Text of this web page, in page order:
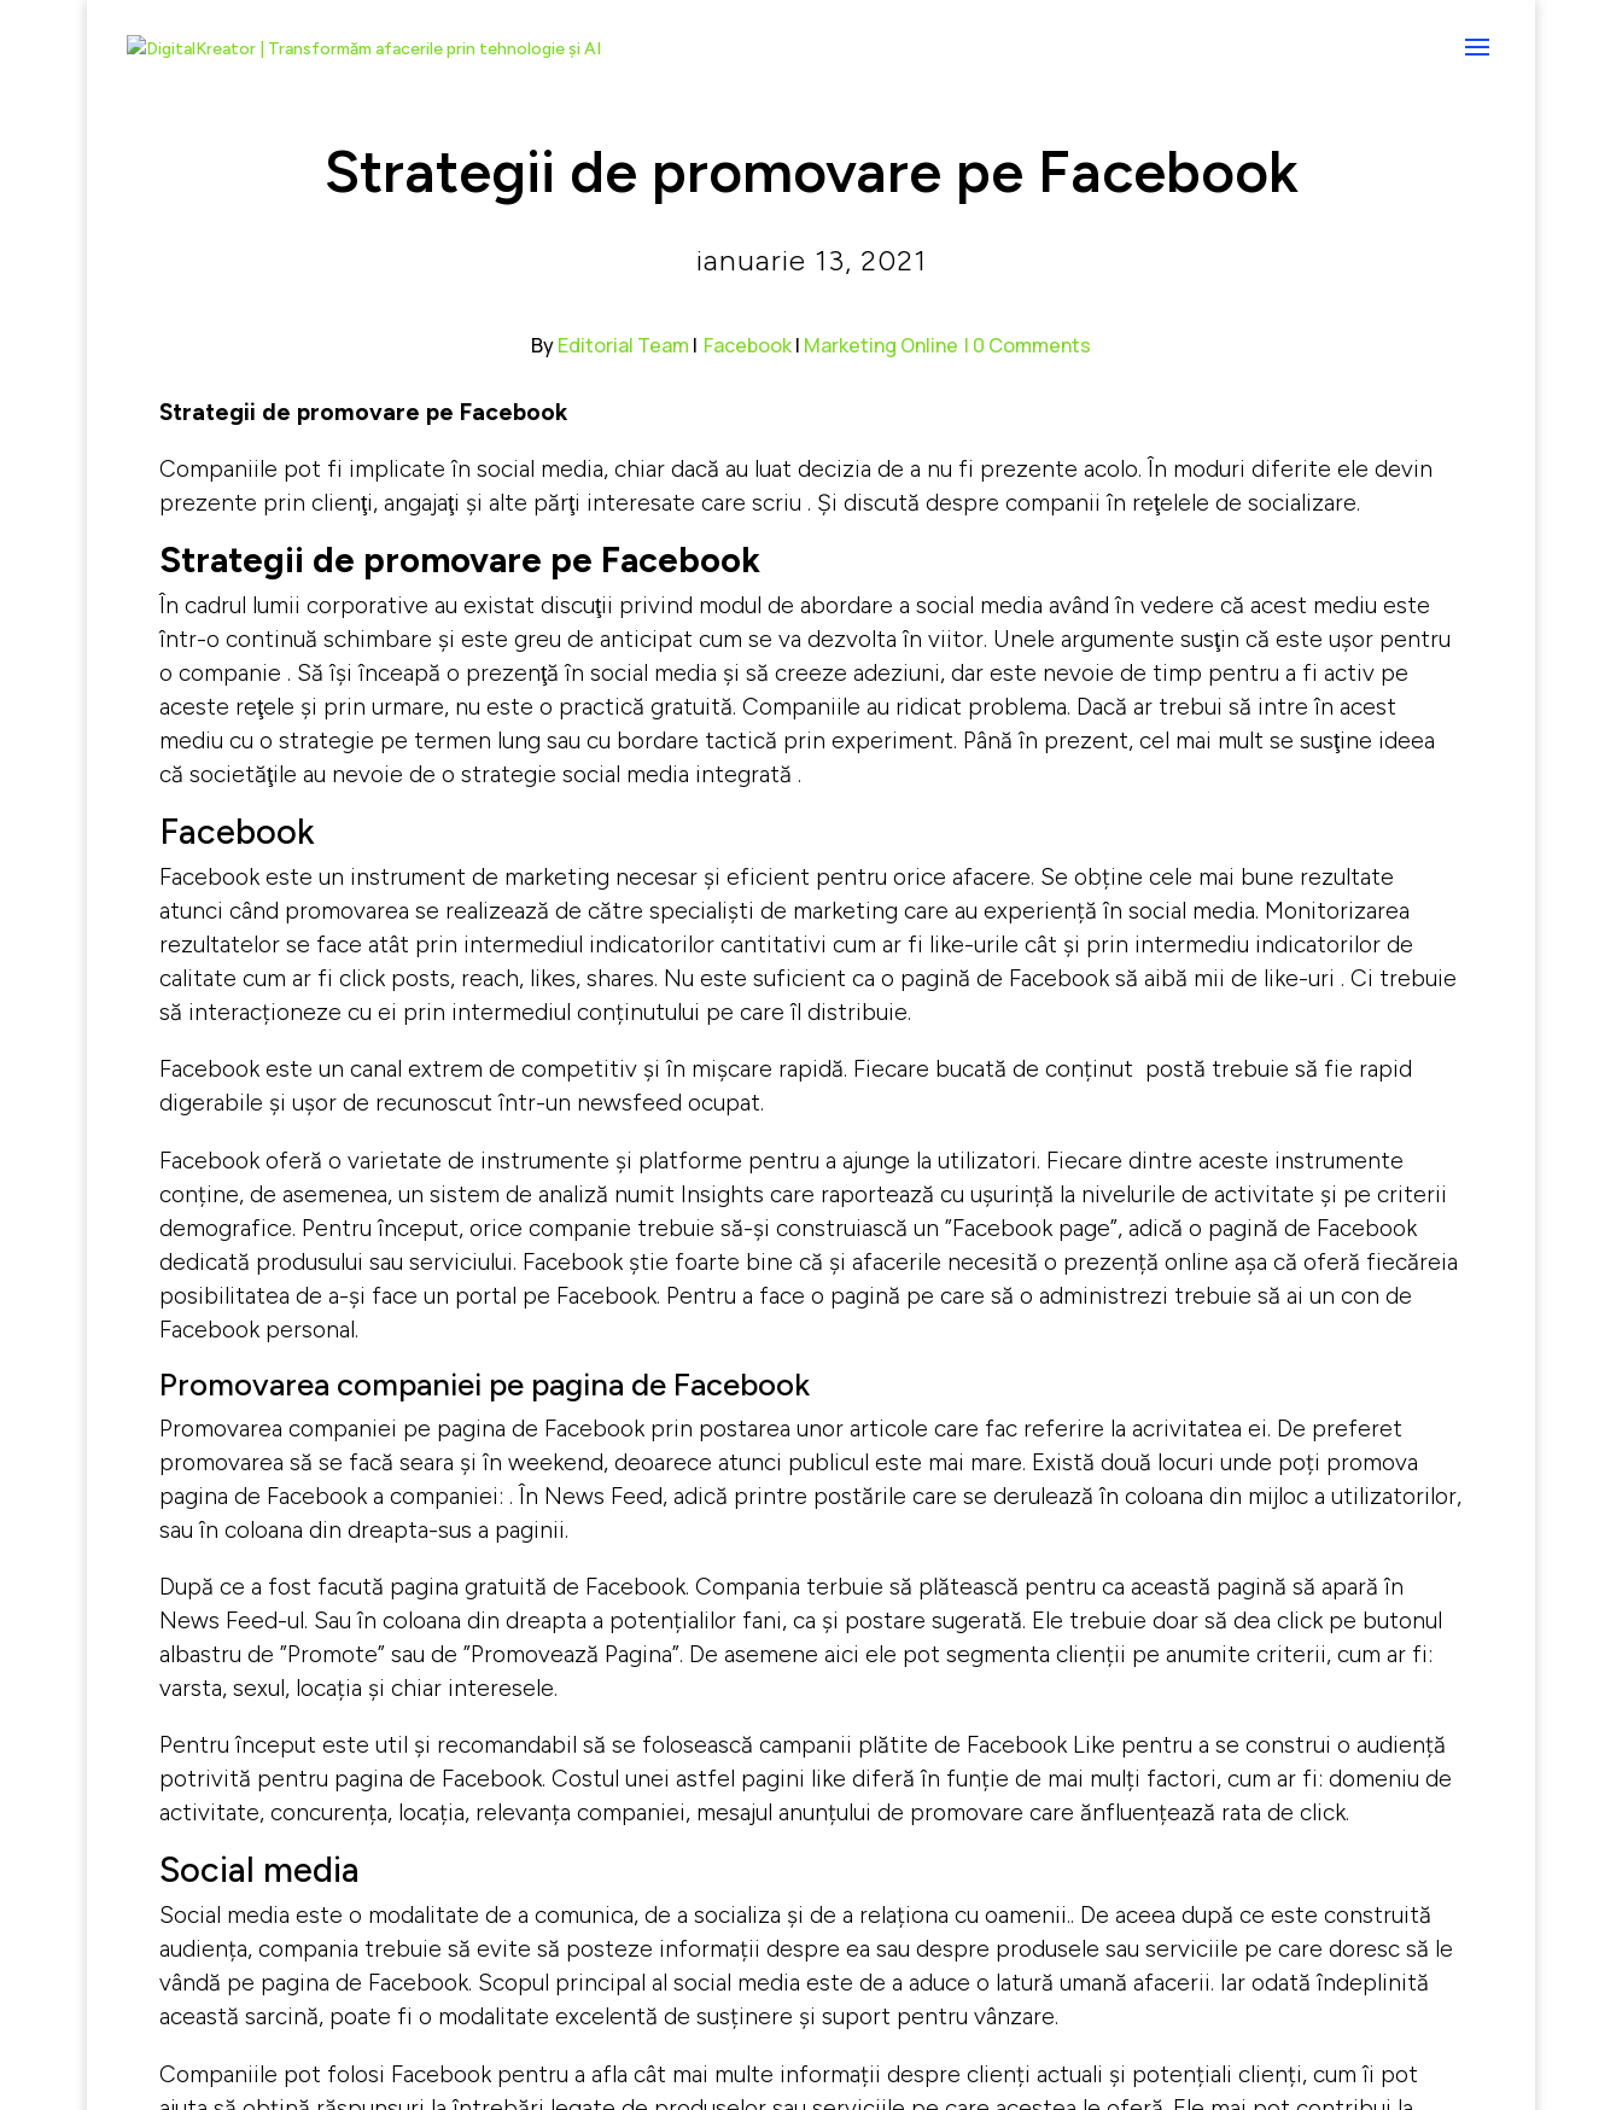
Strategii de promovare pe Facebook
ianuarie 13, 2021
ByEditorial Team | Facebook| Marketing Online | 0 Comments
Strategii de promovare pe Facebook
Companiile pot fi implicate în social media, chiar dacă au luat decizia de a nu fi prezente acolo. În moduri diferite ele devin
prezente prin clienţi, angajaţi şi alte părţi interesate care scriu . Și discută despre companii în reţelele de socializare.
Strategii de promovare pe Facebook
În cadrul lumii corporative au existat discuţii privind modul de abordare a social media având în vedere că acest mediu este
într-o continuă schimbare şi este greu de anticipat cum se va dezvolta în viitor. Unele argumente susţin că este uşor pentru
o companie . Să îşi înceapă o prezenţă în social media şi să creeze adeziuni, dar este nevoie de timp pentru a fi activ pe
aceste reţele şi prin urmare, nu este o practică gratuită. Companiile au ridicat problema. Dacă ar trebui să intre în acest
mediu cu o strategie pe termen lung sau cu bordare tactică prin experiment. Până în prezent, cel mai mult se susţine ideea
că societăţile au nevoie de o strategie social media integrată .
Facebook
Facebook este un instrument de marketing necesar și eficient pentru orice afacere. Se obține cele mai bune rezultate
atunci când promovarea se realizează de către specialiști de marketing care au experiență în social media. Monitorizarea
rezultatelor se face atât prin intermediul indicatorilor cantitativi cum ar fi like-urile cât și prin intermediu indicatorilor de
calitate cum ar fi click posts, reach, likes, shares. Nu este suficient ca o pagină de Facebook să aibă mii de like-uri . Ci trebuie
să interacționeze cu ei prin intermediul conținutului pe care îl distribuie.
Facebook este un canal extrem de competitiv și în mișcare rapidă. Fiecare bucată de conținut postă trebuie să fie rapid
digerabile și ușor de recunoscut într-un newsfeed ocupat.
Facebook oferă o varietate de instrumente și platforme pentru a ajunge la utilizatori. Fiecare dintre aceste instrumente
conține, de asemenea, un sistem de analiză numit Insights care raportează cu ușurință la nivelurile de activitate și pe criterii
demografice. Pentru început, orice companie trebuie să-și construiască un ”Facebook page”, adică o pagină de Facebook
dedicată produsului sau serviciului. Facebook știe foarte bine că și afacerile necesită o prezență online așa că oferă fiecăreia
posibilitatea de a-și face un portal pe Facebook. Pentru a face o pagină pe care să o administrezi trebuie să ai un con de
Facebook personal.
Promovarea companiei pe pagina de Facebook
Promovarea companiei pe pagina de Facebook prin postarea unor articole care fac referire la acrivitatea ei. De preferet
promovarea să se facă seara și în weekend, deoarece atunci publicul este mai mare. Există două locuri unde poți promova
pagina de Facebook a companiei: . În News Feed, adică printre postările care se derulează în coloana din mijloc a utilizatorilor,
sau în coloana din dreapta-sus a paginii.
După ce a fost facută pagina gratuită de Facebook. Compania terbuie să plătească pentru ca această pagină să apară în
News Feed-ul. Sau în coloana din dreapta a potențialilor fani, ca și postare sugerată. Ele trebuie doar să dea click pe butonul
albastru de ”Promote” sau de ”Promovează Pagina”. De asemene aici ele pot segmenta clienții pe anumite criterii, cum ar fi:
varsta, sexul, locația și chiar interesele.
Pentru început este util și recomandabil să se folosească campanii plătite de Facebook Like pentru a se construi o audiență
potrivită pentru pagina de Facebook. Costul unei astfel pagini like diferă în funție de mai mulți factori, cum ar fi: domeniu de
activitate, concurența, locația, relevanța companiei, mesajul anunțului de promovare care ănfluențează rata de click.
Social media
Social media este o modalitate de a comunica, de a socializa și de a relaționa cu oamenii.. De aceea după ce este construită
audiența, compania trebuie să evite să posteze informații despre ea sau despre produsele sau serviciile pe care doresc să le
vândă pe pagina de Facebook. Scopul principal al social media este de a aduce o latură umană afacerii. Iar odată îndeplinită
această sarcină, poate fi o modalitate excelentă de susținere și suport pentru vânzare.
Companiile pot folosi Facebook pentru a afla cât mai multe informații despre clienți actuali și potențiali clienți, cum îi pot